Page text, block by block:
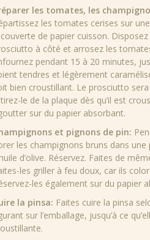
les tomates, les
les tomates cerises sur
de papier cuisson.
à côté et arrosez les tomates
pendant 15 à 20 minutes,
tendres et légèrement
bien croustillant. Le prosciutto
le de la plaque dès qu’il est
sur du papier absorbant.
et pignons de pin:
les champignons bruns dans
d’olive. Réservez. Faites de
les griller à feu doux, car ils
les également sur du papier
la pinsa: Faites cuire la pinsa
sur l’emballage, jusqu’à ce